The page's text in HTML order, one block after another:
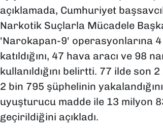
açıklamada, Cumhuriyet
Narkotik Suçlarla Mücadele
'Narokapan-9' operasyonlarına
katıldığını, 47 hava aracı ve 98
kullanıldığını belirtti. 77 ilde
2 bin 795 şüphelinin
uyuşturucu madde ile 13 milyon
geçirildiğini açıkladı.